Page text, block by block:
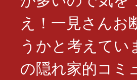
え！一見さんお
うかと考えてい
の隠れ家的コミ